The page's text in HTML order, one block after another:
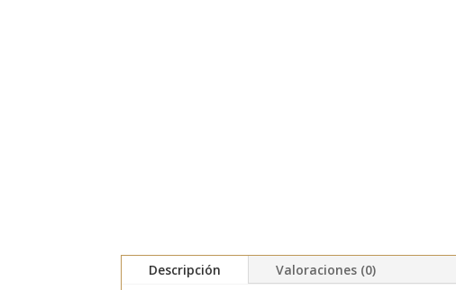
Descripción Valoraciones (0)